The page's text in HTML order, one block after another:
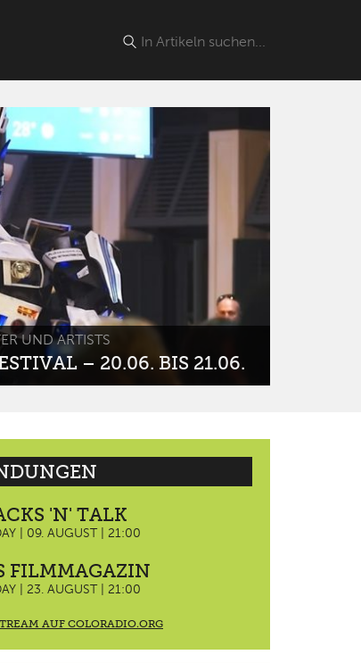
UND ARTISTS
– 20.06. BIS 21.06.
'N' TALK
| 09. AUGUST | 21:00
FILMMAGAZIN
| 23. AUGUST | 21:00
AUF COLORADIO.ORG